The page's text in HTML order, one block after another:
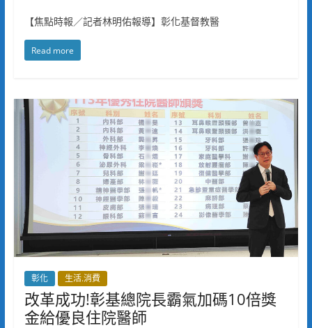
【焦點時報／記者林明佑報導】彰化基督教醫
Read more
彰化 生活.消費
改革成功!彰基總院長霸氣加碼10倍獎
金給優良住院醫師